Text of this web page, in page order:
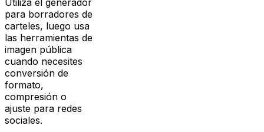
carteles, luego usa
las herramientas de
imagen pública
cuando necesites
conversión de
formato,
compresión o
ajuste para redes
sociales.